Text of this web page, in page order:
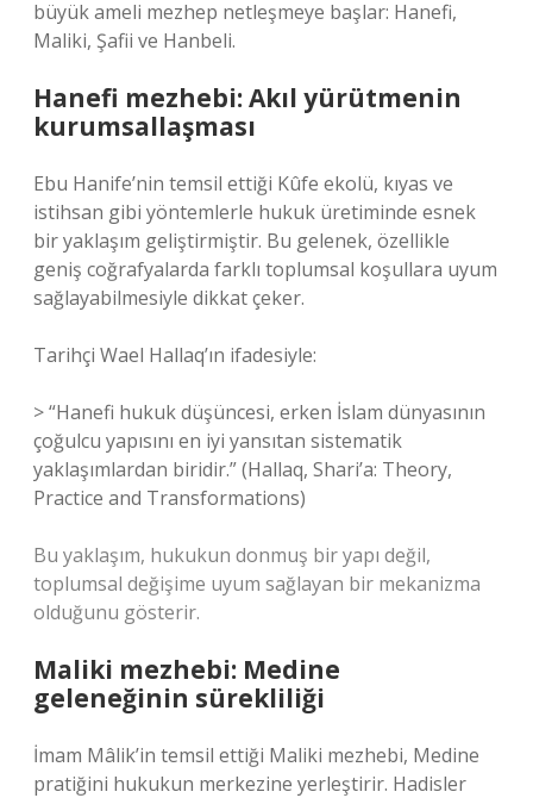
büyük ameli mezhep netleşmeye başlar: Hanefi,
Maliki, Şafii ve Hanbeli.
Hanefi mezhebi: Akıl yürütmenin
kurumsallaşması
Ebu Hanife’nin temsil ettiği Kûfe ekolü, kıyas ve
istihsan gibi yöntemlerle hukuk üretiminde esnek
bir yaklaşım geliştirmiştir. Bu gelenek, özellikle
geniş coğrafyalarda farklı toplumsal koşullara uyum
sağlayabilmesiyle dikkat çeker.
Tarihçi Wael Hallaq’ın ifadesiyle:
> “Hanefi hukuk düşüncesi, erken İslam dünyasının
çoğulcu yapısını en iyi yansıtan sistematik
yaklaşımlardan biridir.” (Hallaq, Shari’a: Theory,
Practice and Transformations)
Bu yaklaşım, hukukun donmuş bir yapı değil,
toplumsal değişime uyum sağlayan bir mekanizma
olduğunu gösterir.
Maliki mezhebi: Medine
geleneğinin sürekliliği
İmam Mâlik’in temsil ettiği Maliki mezhebi, Medine
pratiğini hukukun merkezine yerleştirir. Hadisler